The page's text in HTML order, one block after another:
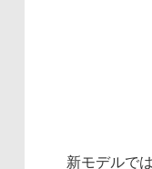
新モデルで